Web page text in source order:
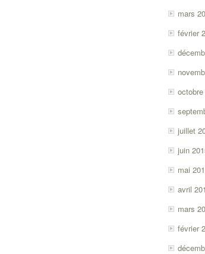
mars
février
juillet
juin
mai
avril
mars
février